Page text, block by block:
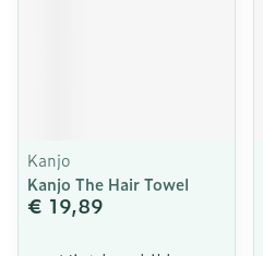
Kanjo
Kanjo The Hair Towel
€ 19,89